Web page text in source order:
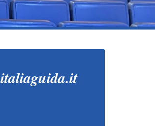
italiaguida.it